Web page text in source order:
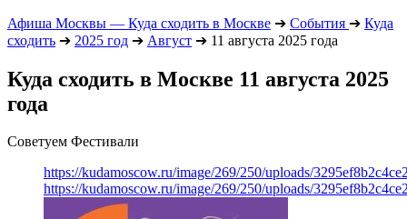
Афиша Москвы — Куда сходить в Москве ➔ События ➔ Куда
сходить ➔ 2025 год ➔ Август ➔ 11 августа 2025 года
Куда сходить в Москве 11 августа 2025
года
Советуем Фестивали
https://kudamoscow.ru/image/269/250/uploads/
https://kudamoscow.ru/image/269/250/uploads/